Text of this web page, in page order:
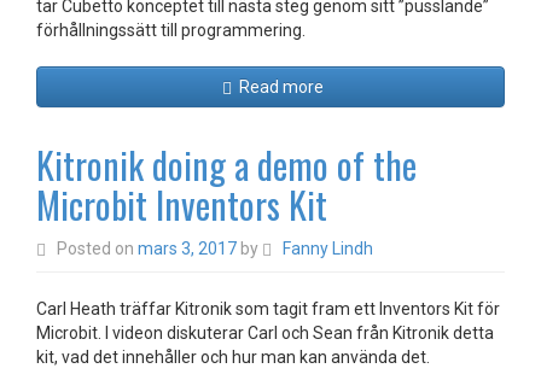
tar Cubetto konceptet till nästa steg genom sitt ”pusslande”
förhållningssätt till programmering.
Read more
Kitronik doing a demo of the
Microbit Inventors Kit
Posted on mars 3, 2017 by Fanny Lindh
Carl Heath träffar Kitronik som tagit fram ett Inventors Kit för
Microbit. I videon diskuterar Carl och Sean från Kitronik detta
kit, vad det innehåller och hur man kan använda det.